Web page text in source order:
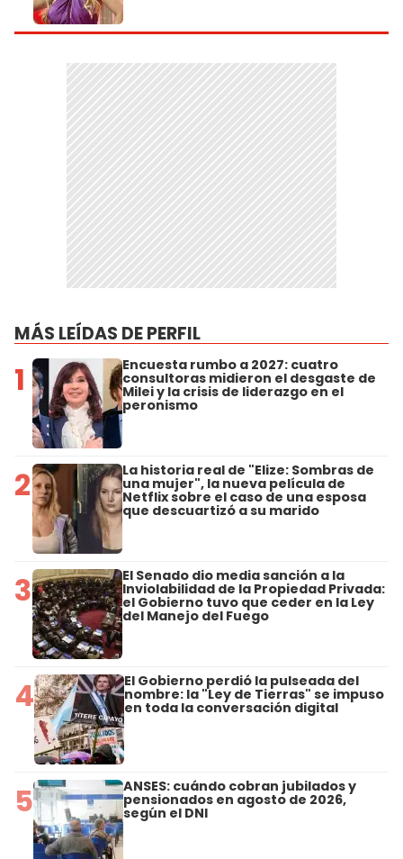
MÁS LEÍDAS DE PERFIL
1 Encuesta rumbo a 2027: cuatro
consultoras midieron el desgaste de
Milei y la crisis de liderazgo en el
peronismo
2 La historia real de "Elize: Sombras de
una mujer", la nueva película de
Netflix sobre el caso de una esposa
que descuartizó a su marido
3 El Senado dio media sanción a la
Inviolabilidad de la Propiedad Privada:
el Gobierno tuvo que ceder en la Ley
del Manejo del Fuego
4 El Gobierno perdió la pulseada del
nombre: la "Ley de Tierras" se impuso
en toda la conversación digital
5 ANSES: cuándo cobran jubilados y
pensionados en agosto de 2026,
según el DNI